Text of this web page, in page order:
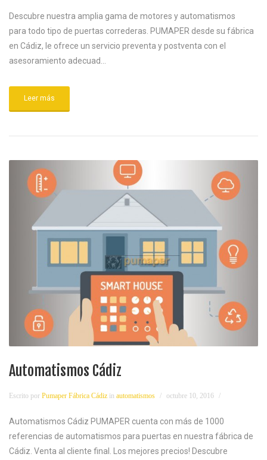
Descubre nuestra amplia gama de motores y automatismos
para todo tipo de puertas correderas. PUMAPER desde su fábrica
en Cádiz, le ofrece un servicio preventa y postventa con el
asesoramiento adecuad...
Leer más
Automatismos Cádiz
Escrito por Pumaper Fábrica Cádiz in automatismos octubre 10, 2016
Automatismos Cádiz PUMAPER cuenta con más de 1000
referencias de automatismos para puertas en nuestra fábrica de
Cádiz. Venta al cliente final. Los mejores precios! Descubre